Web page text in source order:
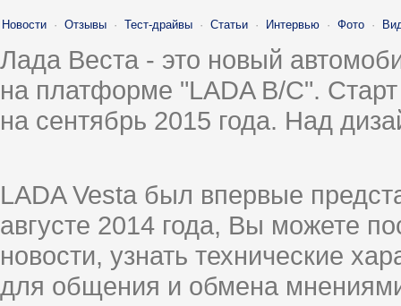
Новости · Отзывы · Тест-драйвы · Статьи · Интервью · Фото ·
Лада Веста - это новый
на платформе "LADA B/C".
на сентябрь 2015 года. Над
LADA Vesta был впервые
августе 2014 года, Вы можете
новости, узнать технические
для общения и обмена